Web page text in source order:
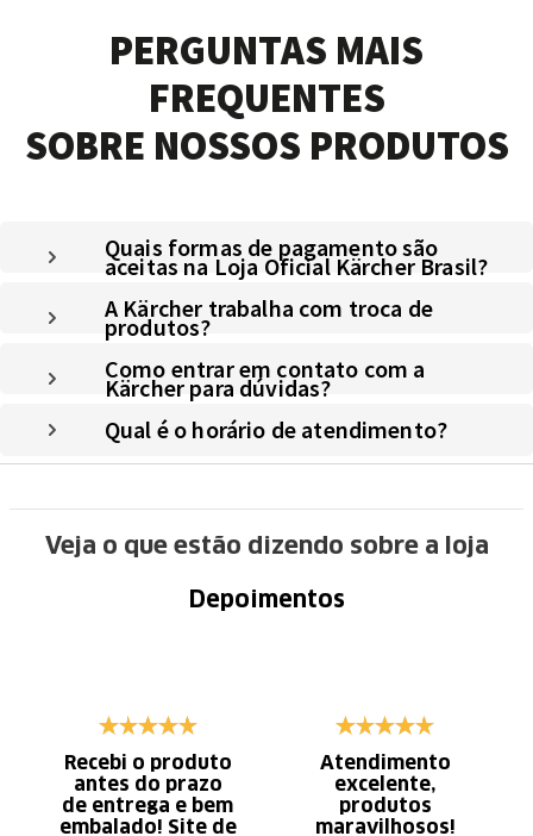
PERGUNTAS MAIS
FREQUENTES
SOBRE NOSSOS PRODUTOS
Quais formas de pagamento são
aceitas na Loja Oficial Kärcher Brasil?
A Kärcher trabalha com troca de
produtos?
Como entrar em contato com a
Kärcher para dúvidas?
Qual é o horário de atendimento?
Veja o que estão dizendo sobre a loja
Depoimentos
Recebi o produto
antes do prazo
de entrega e bem
embalado! Site de
Atendimento
excelente,
produtos
maravilhosos!